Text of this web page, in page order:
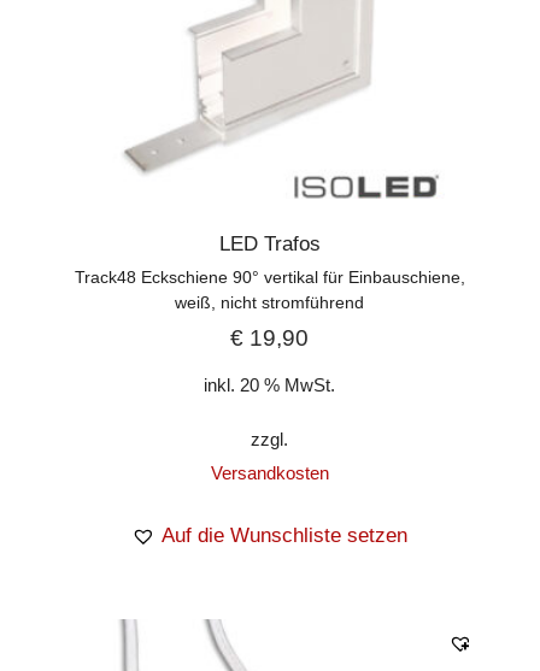
LED Trafos
Track48 Eckschiene 90° vertikal für Einbauschiene,
weiß, nicht stromführend
€ 19,90
inkl. 20 % MwSt.
zzgl.
Versandkosten
Auf die Wunschliste setzen